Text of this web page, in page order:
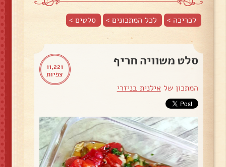
לכריכה > לכל המתכונים > סלטים>
11,221
צפיות
סלט משוויה חריף
המתכון של אילנית בניזרי